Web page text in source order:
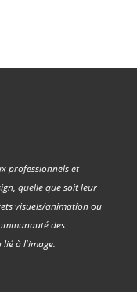
professionnels et
quelle que soit leur
visuels/animation ou
des
lié à l'image.